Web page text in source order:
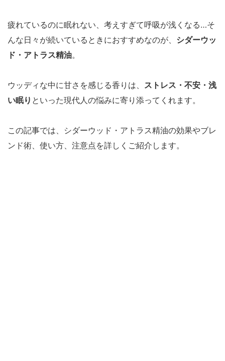
疲れているのに眠れない、考えすぎて呼吸が浅くなる…そ
んな日々が続いているときにおすすめなのが、 シダーウッ
ド・アトラス精油。
ウッディな中に甘さを感じる香りは、 ストレス・不安・浅
い眠り といった現代人の悩みに寄り添ってくれます。
この記事では、シダーウッド・アトラス精油の効果やブレ
ンド術、使い方、注意点を詳しくご紹介します。